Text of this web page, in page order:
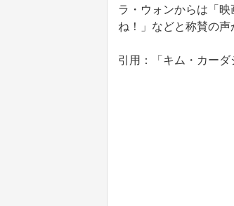
ラ・ウォンからは「
ね！」などと称賛の声
引用：「キム・カーダ